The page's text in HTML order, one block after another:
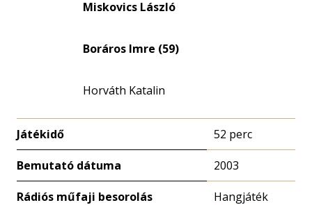
Miskovics László
Boráros Imre (59)
Horváth Katalin
Játékidő 52 perc
Bemutató dátuma 2003
Rádiós műfaji besorolás
Hangjáték